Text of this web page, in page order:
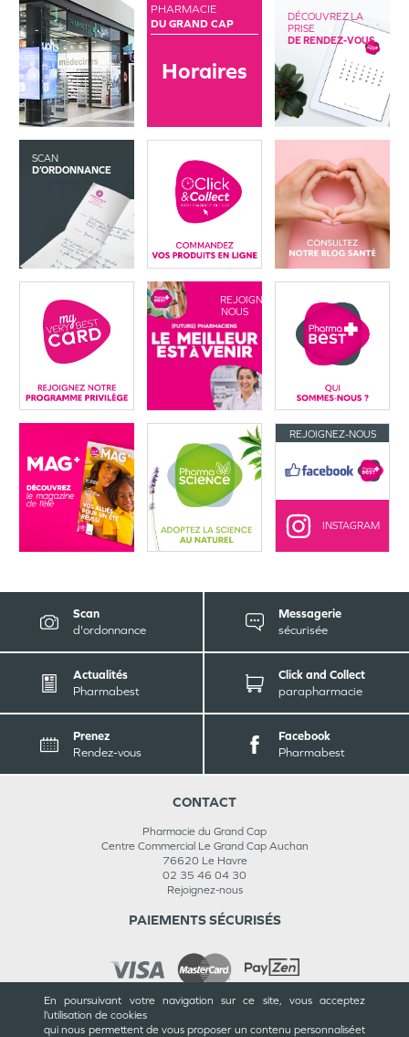
En poursuivant votre navigation sur ce site, vous acceptez
l’utilisation de cookies
qui nous permettent de vous proposer un contenu personnaliséet
PHARMACIE
DU GRAND CAP
Horaires
DÉCOUVREZ LA
PRISE
DE RENDEZ-VOUS
SCAN
D’ORDONNANCE
REJOIGNEZ-
NOUS
REJOIGNEZ-NOUS
INSTAGRAM
Scan
d'ordonnance
Messagerie
sécurisée
Actualités
Pharmabest
Click and Collect
parapharmacie
Prenez
Rendez-vous
Facebook
Pharmabest
CONTACT
Pharmacie du Grand Cap
Centre Commercial Le Grand Cap Auchan
76620 Le Havre
02 35 46 04 30
Rejoignez-nous
PAIEMENTS SÉCURISÉS